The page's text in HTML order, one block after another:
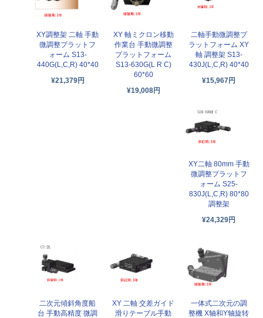
XY調整架 二軸 手動
微調整プラットフ
ォーム S13-
440G(L,C,R) 40*40
¥21,379円
XY 軸ミクロン移動
作業台 手動微調整
プラットフォーム
S13-630G(L R C)
60*60
¥19,008円
二軸手動微調整プ
ラットフォーム XY
軸 調整架 S13-
430J(L,C,R) 40*40
¥15,967円
XY二軸 80mm 手動
微調整プラットフ
ォーム S25-
830J(L,C,R) 80*80
調整架
¥24,329円
二次元傾斜角度船
台 手動高精度 微調
XY 二軸 交差ガイド
滑りテーブル手動
一体式二次元の調
整機 X轴和Y轴旋转